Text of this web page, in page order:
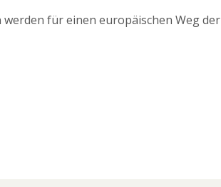
für einen europäischen Weg der